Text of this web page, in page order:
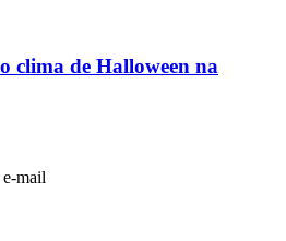
clima de Halloween na
e-mail